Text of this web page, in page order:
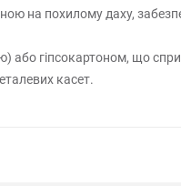
на похилому даху,
або гіпсокартоном, що
касет.